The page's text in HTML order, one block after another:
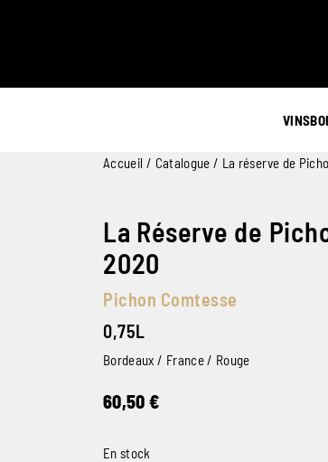
VINS
Accueil / Catalogue / La réserve de
La Réserve de
2020
Pichon Comtesse
0,75L
Bordeaux / France / Rouge
60,50 €
En stock